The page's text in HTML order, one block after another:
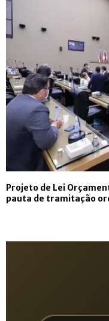
Projeto de Lei
pauta de tramitação